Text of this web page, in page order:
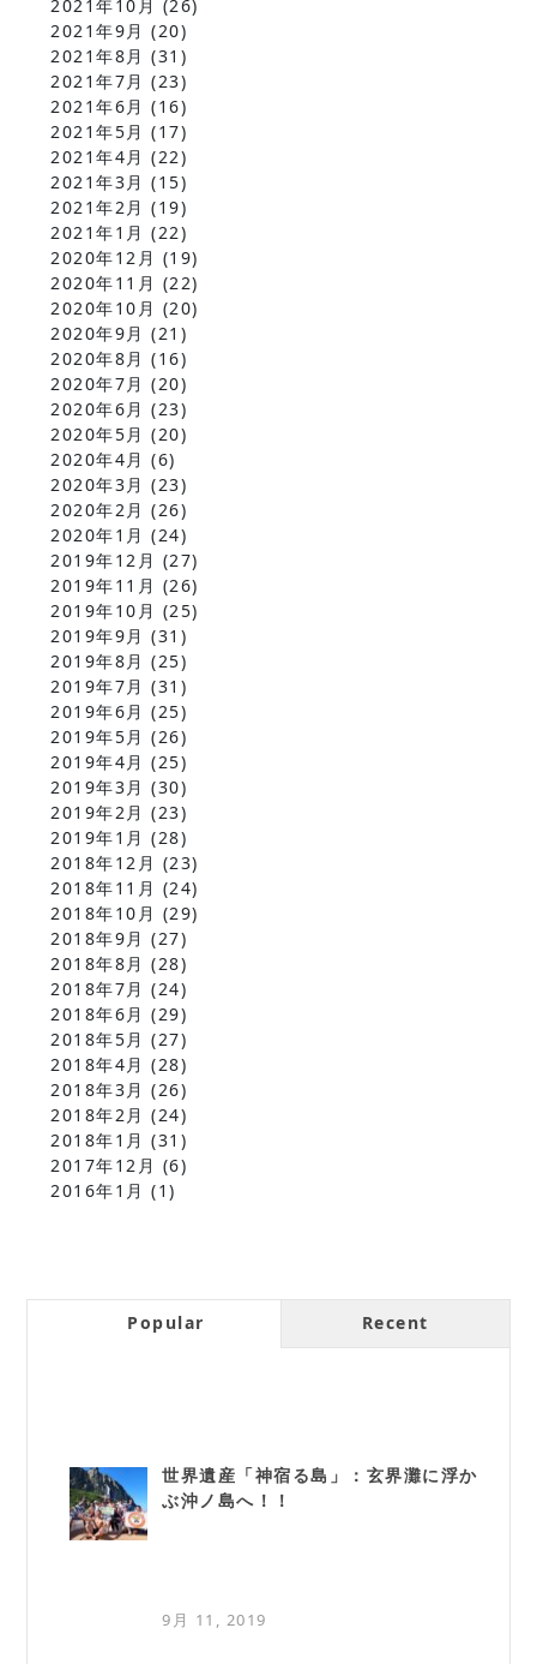
2021年10月 (26)
2021年9月 (20)
2021年8月 (31)
2021年7月 (23)
2021年6月 (16)
2021年5月 (17)
2021年4月 (22)
2021年3月 (15)
2021年2月 (19)
2021年1月 (22)
2020年12月 (19)
2020年11月 (22)
2020年10月 (20)
2020年9月 (21)
2020年8月 (16)
2020年7月 (20)
2020年6月 (23)
2020年5月 (20)
2020年4月 (6)
2020年3月 (23)
2020年2月 (26)
2020年1月 (24)
2019年12月 (27)
2019年11月 (26)
2019年10月 (25)
2019年9月 (31)
2019年8月 (25)
2019年7月 (31)
2019年6月 (25)
2019年5月 (26)
2019年4月 (25)
2019年3月 (30)
2019年2月 (23)
2019年1月 (28)
2018年12月 (23)
2018年11月 (24)
2018年10月 (29)
2018年9月 (27)
2018年8月 (28)
2018年7月 (24)
2018年6月 (29)
2018年5月 (27)
2018年4月 (28)
2018年3月 (26)
2018年2月 (24)
2018年1月 (31)
2017年12月 (6)
2016年1月 (1)
Popular Recent
世界遺産「神宿る島」：玄界灘に浮か
ぶ沖ノ島へ！！
9月 11, 2019